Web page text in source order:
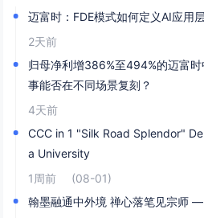
迈富时：FDE模式如何定义AI应用
2天前
归母净利增386%至494%的迈富
事能否在不同场景复刻？
4天前
CCC in 1 "Silk Road Splendor"
a University
1周前
(08-01)
翰墨融通中外境 禅心落笔见宗师